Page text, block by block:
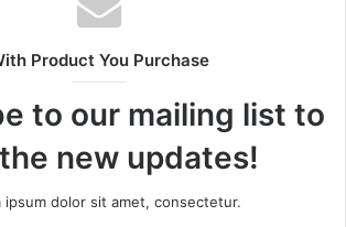
Product You Purchase
to our mailing list to
new updates!
ipsum dolor sit amet, consectetur.